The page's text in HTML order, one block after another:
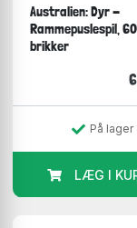
Australien: Dyr -
Rammepuslespil, 60
brikker
På lager
LÆG I